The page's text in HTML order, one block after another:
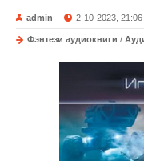
admin 2-10-2023, 21:06
Фэнтези аудиокниги /